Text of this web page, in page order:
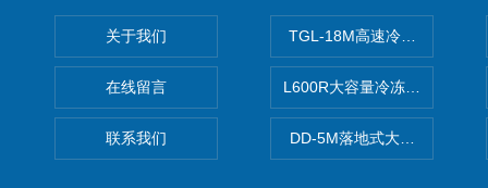
关于我们
在线留言
联系我们
TGL-18M高速冷冻离心机厂
L600R大容量冷冻离心机报价
DD-5M落地式大容量离心机